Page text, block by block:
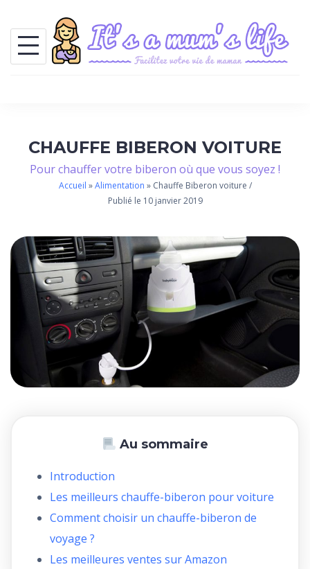
CHAUFFE BIBERON VOITURE
Pour chauffer votre biberon où que vous soyez !
Accueil »Alimentation » Chauffe Biberon voiture /
Publié le 10 janvier 2019
Au sommaire
Introduction
Les meilleurs chauffe-biberon pour voiture
Comment choisir un chauffe-biberon de
voyage ?
Les meilleures ventes sur Amazon